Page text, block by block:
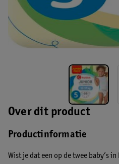
Over dit product
Productinformatie
Wist je dat een op de twee baby’s